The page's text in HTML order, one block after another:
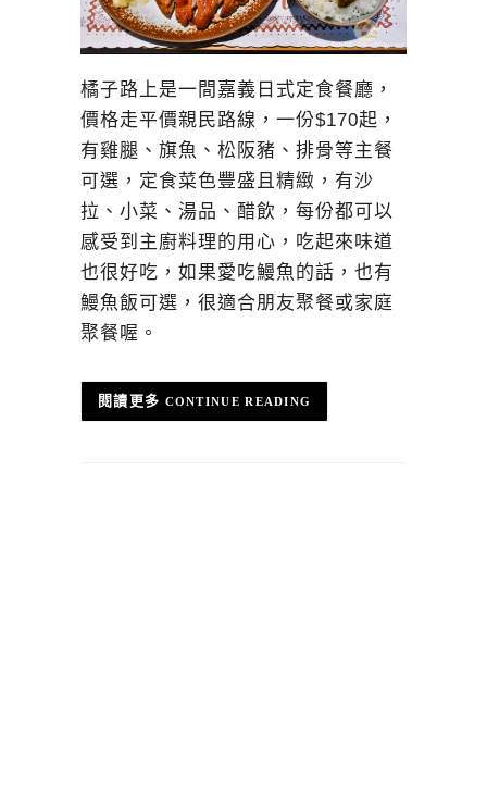
橘子路上是一間嘉義日式定食餐廳，
價格走平價親民路線，一份$170起，
有雞腿、旗魚、松阪豬、排骨等主餐
可選，定食菜色豐盛且精緻，有沙
拉、小菜、湯品、醋飲，每份都可以
感受到主廚料理的用心，吃起來味道
也很好吃，如果愛吃鰻魚的話，也有
鰻魚飯可選，很適合朋友聚餐或家庭
聚餐喔。
CONTINUE READING